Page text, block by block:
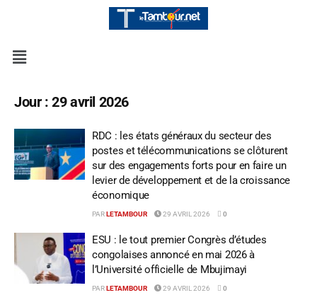
Jour :29 avril 2026
RDC : les états généraux du secteur des
postes et télécommunications se clôturent
sur des engagements forts pour en faire un
levier de développement et de la croissance
économique
PAR LETAMBOUR 29 AVRIL 2026 0
ESU : le tout premier Congrès d’études
congolaises annoncé en mai 2026 à
l’Université officielle de Mbujimayi
PAR LETAMBOUR 29 AVRIL 2026 0